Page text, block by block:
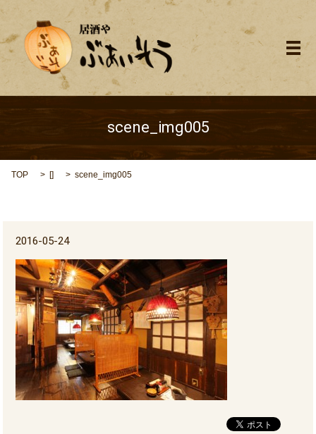
メ
scene_img005
TOP [] scene_img005
2016-05-24